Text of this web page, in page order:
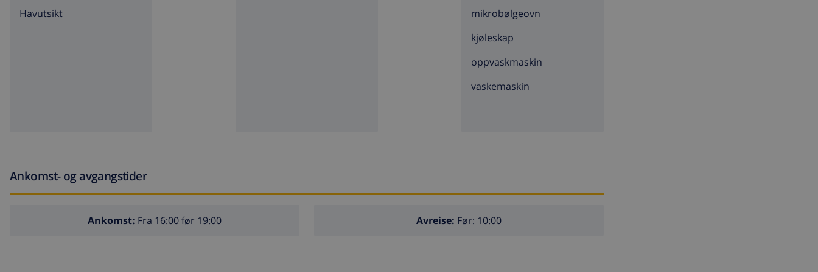
Havutsikt
mikrobølgeovn
kjøleskap
oppvaskmaskin
vaskemaskin
Ankomst- og avgangstider
Ankomst: Fra 16:00 før 19:00 Avreise: Før: 10:00